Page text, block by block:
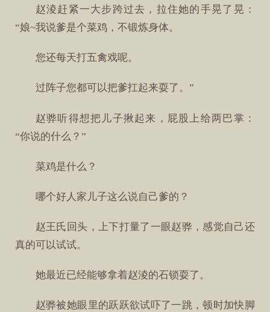
赵淩赶紧一大步跨过去，拉住她的手晃了晃：
“娘~我说爹是个菜鸡，不锻炼身体。
您还每天打五禽戏呢。
过阵子您都可以把爹扛起来耍了。”
赵骅听得想把儿子揪起来，屁股上给两巴掌：
“你说的什么？”
菜鸡是什么？
哪个好人家儿子这么说自己爹的？
赵王氏回头，上下打量了一眼赵骅，感觉自己还
真的可以试试。
她最近已经能够拿着赵淩的石锁耍了。
赵骅被她眼里的跃跃欲试吓了一跳，顿时加快脚